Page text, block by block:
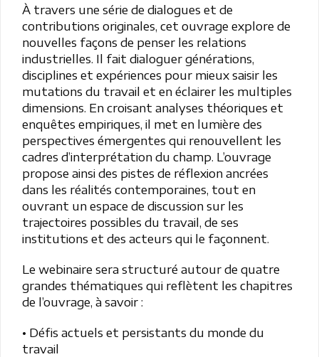
À travers une série de dialogues et de
contributions originales, cet ouvrage explore de
nouvelles façons de penser les relations
industrielles. Il fait dialoguer générations,
disciplines et expériences pour mieux saisir les
mutations du travail et en éclairer les multiples
dimensions. En croisant analyses théoriques et
enquêtes empiriques, il met en lumière des
perspectives émergentes qui renouvellent les
cadres d’interprétation du champ. L’ouvrage
propose ainsi des pistes de réflexion ancrées
dans les réalités contemporaines, tout en
ouvrant un espace de discussion sur les
trajectoires possibles du travail, de ses
institutions et des acteurs qui le façonnent.
Le webinaire sera structuré autour de quatre
grandes thématiques qui reflètent les chapitres
de l’ouvrage, à savoir :
• Défis actuels et persistants du monde du
travail